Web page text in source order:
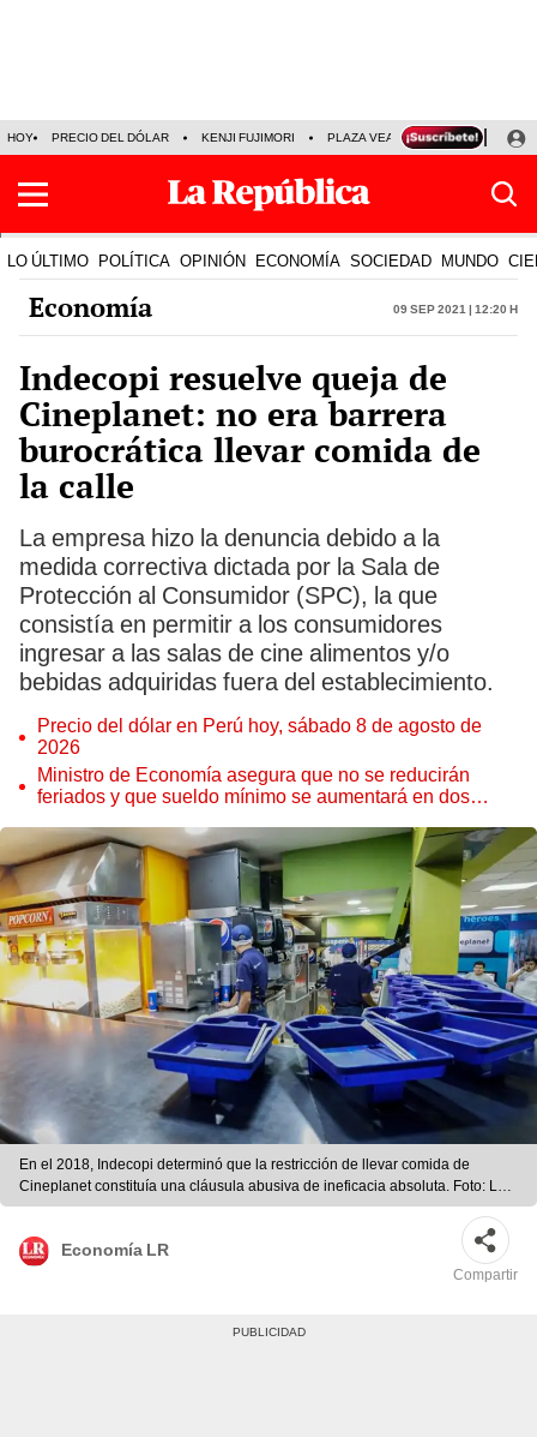
HOY PRECIO DEL DÓLAR KENJI FUJIMORI PLAZA VEA FERIADOS
LO ÚLTIMO POLÍTICA OPINIÓN ECONOMÍA SOCIEDAD MUNDO
Economía 09 Sep 2021 | 12:20 h
Indecopi resuelve queja de
Cineplanet: no era barrera
burocrática llevar comida de
la calle
La empresa hizo la denuncia debido a la
medida correctiva dictada por la Sala de
Protección al Consumidor (SPC), la que
consistía en permitir a los consumidores
ingresar a las salas de cine alimentos y/o
bebidas adquiridas fuera del establecimiento.
Precio del dólar en Perú hoy, sábado 8 de agosto de
2026
Ministro de Economía asegura que no se reducirán
feriados y que sueldo mínimo se aumentará en dos
En el 2018, Indecopi determinó que la restricción de llevar comida de
Cineplanet constituía una cláusula abusiva de ineficacia absoluta. Foto: La
República
Economía LR
Compartir